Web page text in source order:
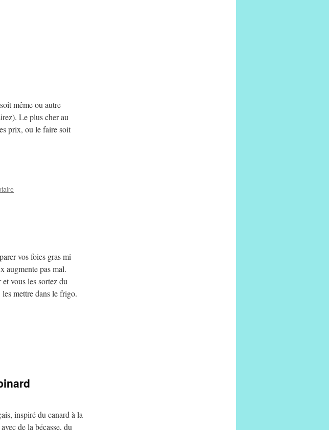
même ou autre
Le plus cher au
prix, ou le faire soit
vos foies gras mi
augmente pas mal.
vous les sortez du
mettre dans le frigo.
inspiré du canard à la
de la bécasse, du